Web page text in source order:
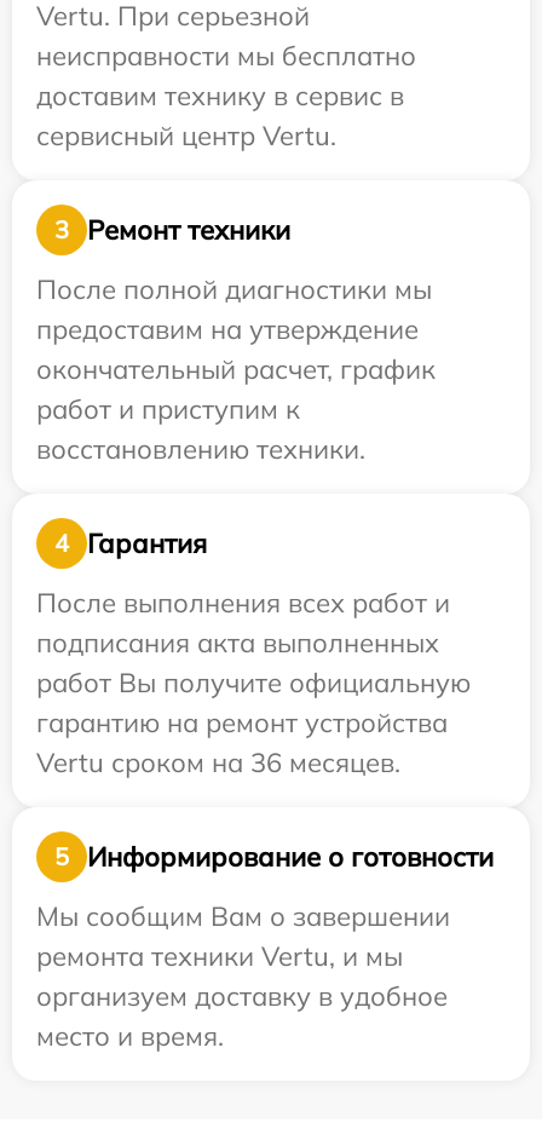
Vertu. При серьезной
неисправности мы бесплатно
доставим технику в сервис в
сервисный центр Vertu.
3
Ремонт техники
После полной диагностики мы
предоставим на утверждение
окончательный расчет, график
работ и приступим к
восстановлению техники.
4
Гарантия
После выполнения всех работ и
подписания акта выполненных
работ Вы получите официальную
гарантию на ремонт устройства
Vertu сроком на 36 месяцев.
5
Информирование о готовности
Мы сообщим Вам о завершении
ремонта техники Vertu, и мы
организуем доставку в удобное
место и время.